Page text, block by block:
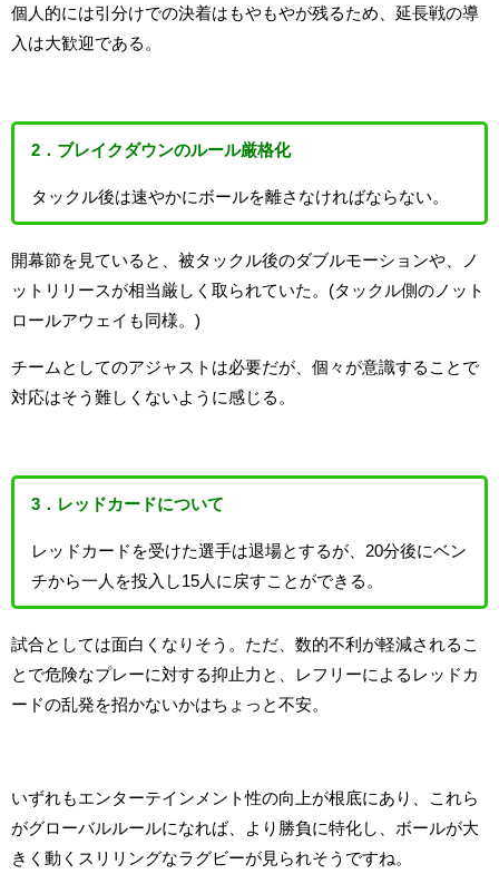
個人的には引分けでの決着はもやもやが残るため、延長戦の導
入は大歓迎である。
2．ブレイクダウンのルール厳格化
タックル後は速やかにボールを離さなければならない。
開幕節を見ていると、被タックル後のダブルモーションや、ノ
ットリリースが相当厳しく取られていた。(タックル側のノット
ロールアウェイも同様。)
チームとしてのアジャストは必要だが、個々が意識することで
対応はそう難しくないように感じる。
3．レッドカードについて
レッドカードを受けた選手は退場とするが、20分後にベン
チから一人を投入し15人に戻すことができる。
試合としては面白くなりそう。ただ、数的不利が軽減されるこ
とで危険なプレーに対する抑止力と、レフリーによるレッドカ
ードの乱発を招かないかはちょっと不安。
いずれもエンターテインメント性の向上が根底にあり、これら
がグローバルルールになれば、より勝負に特化し、ボールが大
きく動くスリリングなラグビーが見られそうですね。